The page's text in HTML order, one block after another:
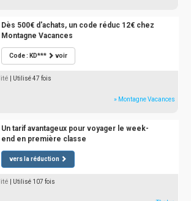
Dès 500€ d'achats, un code réduc 12€ chez
Montagne Vacances
Code : KD*** voir
| Utilisé 47 fois
» Montagne Vacances
Un tarif avantageux pour voyager le week-
end en première classe
vers la réduction
| Utilisé 107 fois